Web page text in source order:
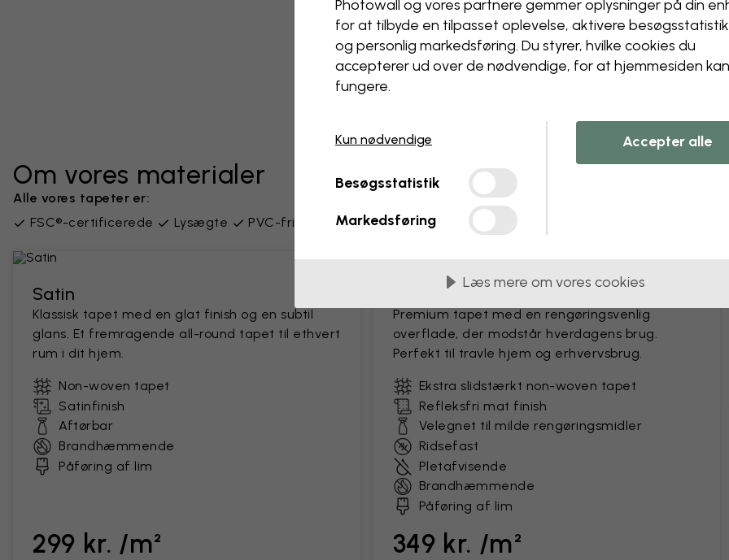
Ændr størrelse eller farver
Tilføj eller fjern et objekt
Gør en detalje personlig
Skab dit eget tapet ud
Om vores materialer
Alle vores tapeter er:
FSC®-certificerede
Lysægte PVC-fri Leveres i baner på 45 cm
Satin
Klassisk tapet med en glat finish og en subtil
glans. Et fremragende all-round tapet til ethvert
rum i dit hjem.
Non-woven tapet
Satinfinish
Aftørbar
Brandhæmmende
Påføring af lim
299 kr. /m²
MEST POPULÆRE
Premium Matte
Premium tapet med en rengøringsvenlig
overflade, der modstår hverdagens brug.
Perfekt til travle hjem og erhvervsbrug.
Ekstra slidstærkt non-woven tapet
Refleksfri mat finish
Velegnet til milde rengøringsmidler
Ridsefast
Pletafvisende
Brandhæmmende
Påføring af lim
349 kr. /m²
Photowall og vores partnere gemmer oplysninger på din
for at tilbyde en tilpasset oplevelse, aktivere
og personlig markedsføring. Du styrer, hvilke cookies du
accepterer ud over de nødvendige, for at hjemmesiden kan
fungere.
Kun nødvendige
Besøgsstatistik
Markedsføring
Accepter alle
Læs mere om vores cookies